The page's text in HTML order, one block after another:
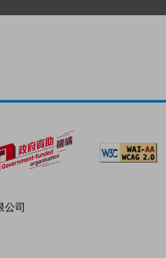
公司